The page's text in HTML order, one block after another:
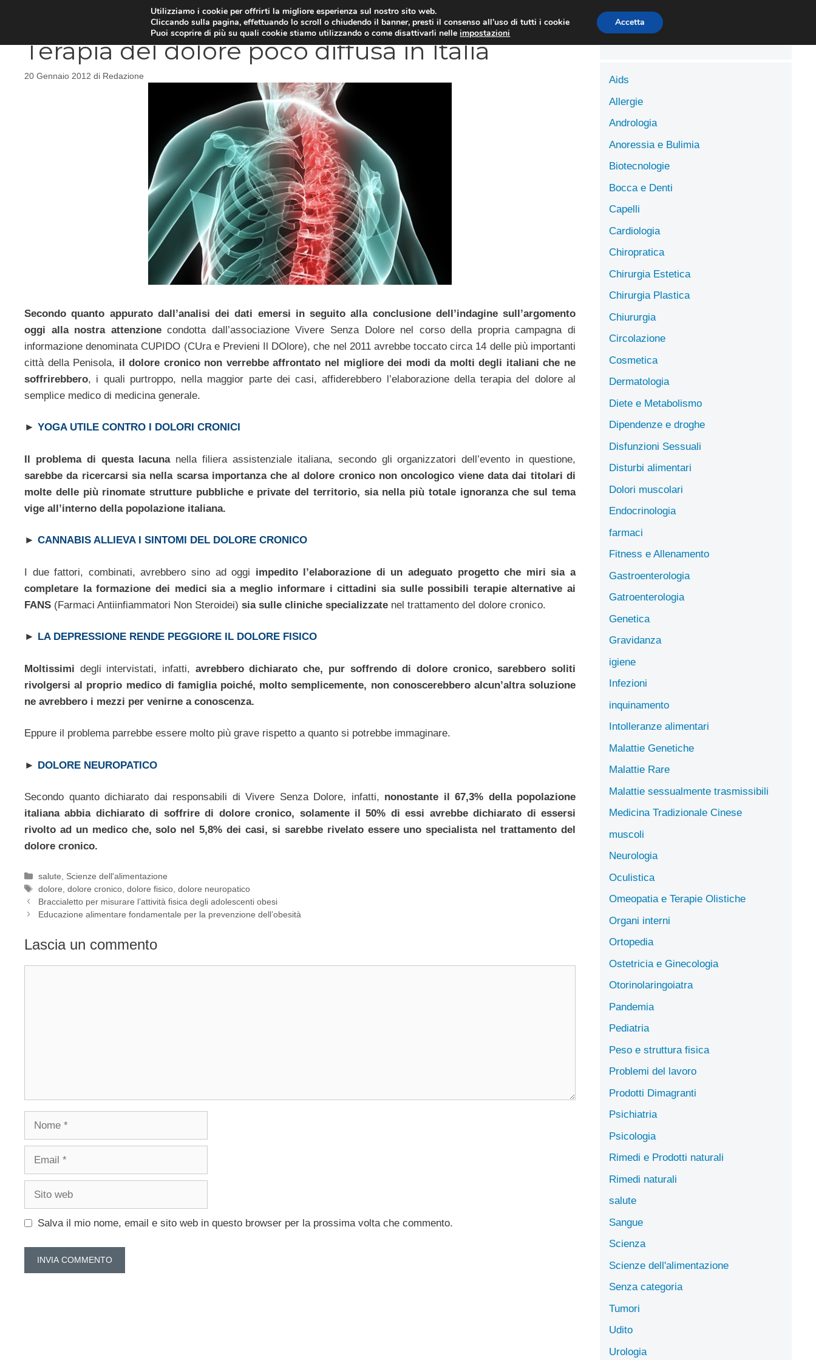
DIETE E METABOLISMO PSICOLOGIA NEUROLOGIA CARDIOLOGIA SCIENZE DELL’ALIMENTAZIONE
Terapia del dolore poco diffusa in Italia
20 Gennaio 2012 di Redazione
Secondo quanto appurato dall’analisi dei dati emersi in seguito alla conclusione dell’indagine sull’argomento
oggi alla nostra attenzionecondotta dall’associazione Vivere Senza Dolore nel corso della propria campagna di
informazione denominata CUPIDO (CUra e Previeni Il DOlore), che nel 2011 avrebbe toccato circa 14 delle più importanti
città della Penisola, il dolore cronico non verrebbe affrontato nel migliore dei modi da molti degli italiani che ne
soffrirebbero, i quali purtroppo, nella maggior parte dei casi, affiderebbero l’elaborazione della terapia del dolore al
semplice medico di medicina generale.
► YOGA UTILE CONTRO I DOLORI CRONICI
Il problema di questa lacunanella filiera assistenziale italiana, secondo gli organizzatori dell’evento in questione,
sarebbe da ricercarsi sia nella scarsa importanza che al dolore cronico non oncologico viene data dai titolari di
molte delle più rinomate strutture pubbliche e private del territorio, sia nella più totale ignoranza che sul tema
vige all’interno della popolazione italiana.
► CANNABIS ALLIEVA I SINTOMI DEL DOLORE CRONICO
I due fattori, combinati, avrebbero sino ad oggi impedito l’elaborazione di un adeguato progetto che miri sia a
completare la formazione dei medici sia a meglio informare i cittadini sia sulle possibili terapie alternative ai
FANS (Farmaci Antiinfiammatori Non Steroidei) sia sulle cliniche specializzate nel trattamento del dolore cronico.
► LA DEPRESSIONE RENDE PEGGIORE IL DOLORE FISICO
Moltissimi degli intervistati, infatti, avrebbero dichiarato che, pur soffrendo di dolore cronico, sarebbero soliti
rivolgersi al proprio medico di famiglia poiché, molto semplicemente, non conoscerebbero alcun’altra soluzione
ne avrebbero i mezzi per venirne a conoscenza.
Eppure il problema parrebbe essere molto più grave rispetto a quanto si potrebbe immaginare.
► DOLORE NEUROPATICO
Secondo quanto dichiarato dai responsabili di Vivere Senza Dolore, infatti, nonostante il 67,3% della popolazione
italiana abbia dichiarato di soffrire di dolore cronico, solamente il 50% di essi avrebbe dichiarato di essersi
rivolto ad un medico che, solo nel 5,8% dei casi, si sarebbe rivelato essere uno specialista nel trattamento del
dolore cronico.
Categorie
salute
Scienze dell'alimentazione
Tag
dolore ,dolore cronico ,dolore fisico ,dolore neuropatico
Braccialetto per misurare l’attività fisica degli adolescenti obesi
Educazione alimentare fondamentale per la prevenzione dell’obesità
Lascia un commento
Nome
Email
Sito
Salva il mio nome, email e sito web in questo browser per la prossima volta che commento.
Aids
Allergie
Andrologia
Anoressia e Bulimia
Biotecnologie
Bocca e Denti
Capelli
Cardiologia
Chiropratica
Chirurgia Estetica
Chirurgia Plastica
Chiururgia
Circolazione
Cosmetica
Dermatologia
Diete e Metabolismo
Dipendenze e droghe
Disfunzioni Sessuali
Disturbi alimentari
Dolori muscolari
Endocrinologia
farmaci
Fitness e Allenamento
Gastroenterologia
Gatroenterologia
Genetica
Gravidanza
igiene
Infezioni
inquinamento
Intolleranze alimentari
Malattie Genetiche
Malattie Rare
Malattie sessualmente trasmissibili
Medicina Tradizionale Cinese
muscoli
Neurologia
Oculistica
Omeopatia e Terapie Olistiche
Organi interni
Ortopedia
Ostetricia e Ginecologia
Otorinolaringoiatra
Pandemia
Pediatria
Peso e struttura fisica
Problemi del lavoro
Prodotti Dimagranti
Psichiatria
Psicologia
Rimedi e Prodotti naturali
Rimedi naturali
salute
Sangue
Scienza
Scienze dell'alimentazione
Senza categoria
Tumori
Udito
Urologia
Utilizziamo i cookie per offrirti la migliore esperienza sul nostro sito web.
Cliccando sulla pagina, effettuando lo scroll o chiudendo il banner, presti il consenso all’uso di tutti i cookie
Puoi scoprire di più su quali cookie stiamo utilizzando o come disattivarli nelleimpostazioni
Accetta